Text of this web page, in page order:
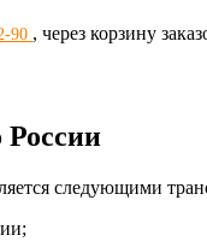
90 , через корзину
России
следующими